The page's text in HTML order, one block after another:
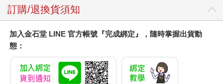
訂購/退換貨須知
加入金石堂 LINE 官方帳號『完成綁定』，隨時掌握出貨動
態：